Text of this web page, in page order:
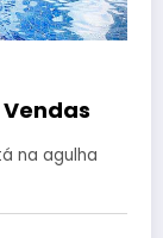
na agulha